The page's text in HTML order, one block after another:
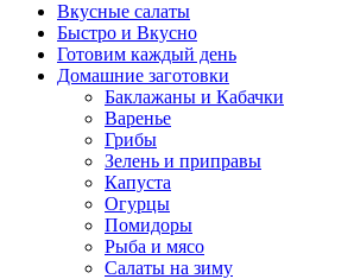
Вкусные салаты
Быстро и Вкусно
Готовим каждый день
Домашние заготовки
Баклажаны и Кабачки
Варенье
Грибы
Зелень и приправы
Капуста
Огурцы
Помидоры
Рыба и мясо
Салаты на зиму